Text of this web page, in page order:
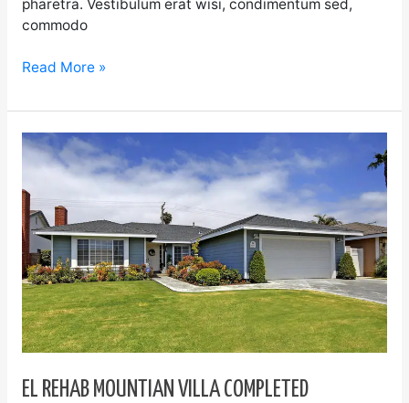
pharetra. Vestibulum erat wisi, condimentum sed,
commodo
Read More »
EL REHAB MOUNTIAN VILLA COMPLETED
El
Rehab
Mountian
Villa
Completed